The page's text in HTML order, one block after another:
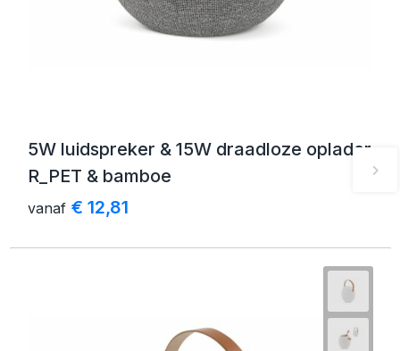
5W luidspreker & 15W draadloze oplader
R_PET & bamboe
vanaf € 12,81